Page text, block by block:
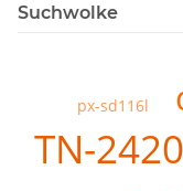
Suchwolke
TN-2420
px-sd116l